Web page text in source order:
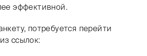
эффективной.
потребуется перейти
ссылок: